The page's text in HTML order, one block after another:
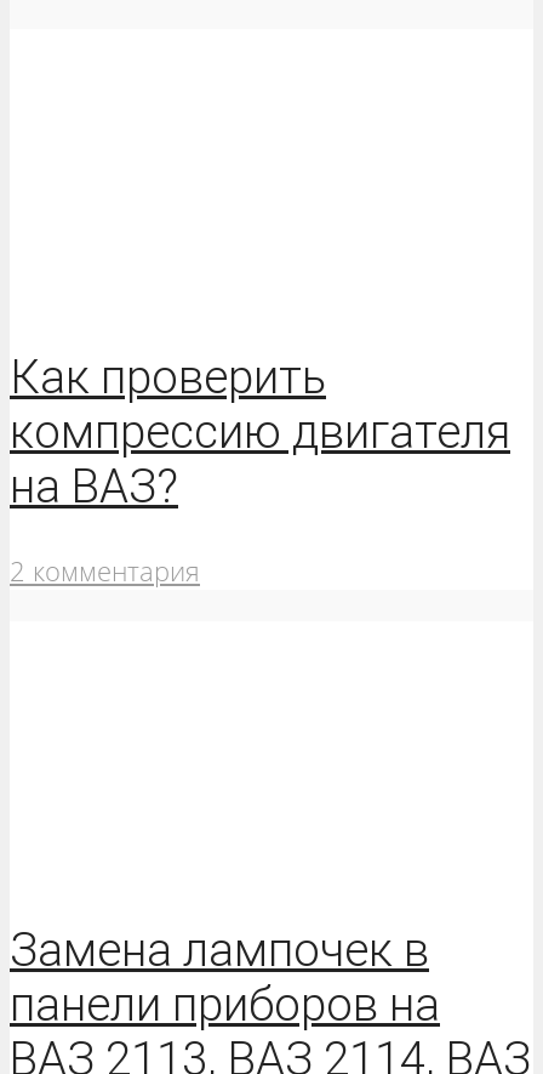
Как проверить
компрессию двигателя
на ВАЗ?
2 комментария
Замена лампочек в
панели приборов на
ВАЗ 2113, ВАЗ 2114, ВАЗ